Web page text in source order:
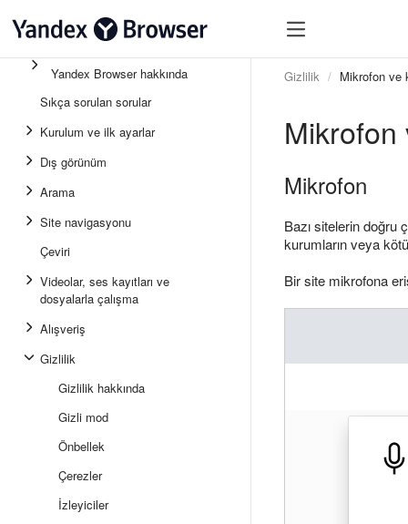
Yandex Browser hakkında
Sıkça sorulan sorular
Kurulum ve ilk ayarlar
Dış görünüm
Arama
Site navigasyonu
Çeviri
Videolar, ses kayıtları ve
dosyalarla çalışma
Alışveriş
Gizlilik
Gizlilik hakkında
Gizli mod
Önbellek
Çerezler
İzleyiciler
Gizlilik Mikrofon ve
Mikrofon
Bazı sitelerin doğru
kurumların veya
Bir site mikrofona